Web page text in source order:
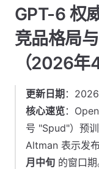
GPT-6 权
竞品格局
（2026年
更新日期 ：
核心速览：
号 "Spud"）预
Altman 表示发
月中旬 的窗口